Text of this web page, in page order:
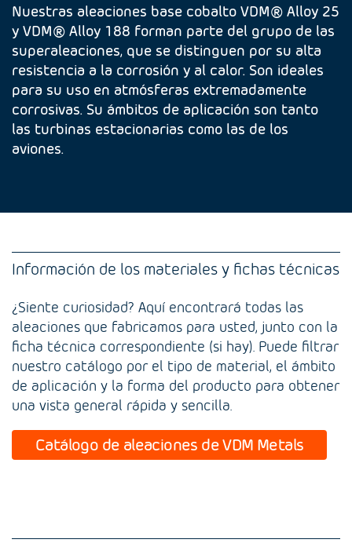
Nuestras aleaciones base cobalto VDM® Alloy 25
y VDM® Alloy 188 forman parte del grupo de las
superaleaciones, que se distinguen por su alta
resistencia a la corrosión y al calor. Son ideales
para su uso en atmósferas extremadamente
corrosivas. Su ámbitos de aplicación son tanto
las turbinas estacionarias como las de los
aviones.
Información de los materiales y fichas técnicas
¿Siente curiosidad? Aquí encontrará todas las
aleaciones que fabricamos para usted, junto con la
ficha técnica correspondiente (si hay). Puede filtrar
nuestro catálogo por el tipo de material, el ámbito
de aplicación y la forma del producto para obtener
una vista general rápida y sencilla.
Catálogo de aleaciones de VDM Metals